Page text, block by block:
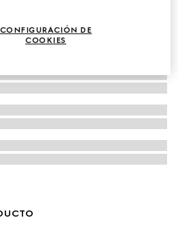
CONFIGURACIÓN DE
COOKIES